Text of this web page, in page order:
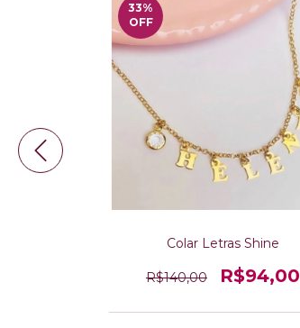
33%
OFF
Colar Letras Shine
R$140,00 R$94,00